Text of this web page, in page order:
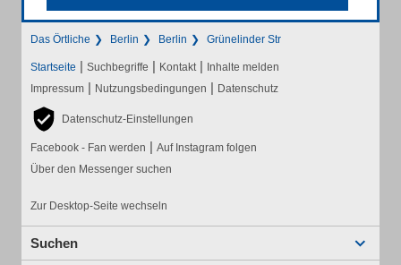
Das Örtliche Berlin Berlin Grünelinder Str
Startseite | Suchbegriffe | Kontakt | Inhalte melden
Impressum | Nutzungsbedingungen | Datenschutz
Datenschutz-Einstellungen
Facebook - Fan werden | Auf Instagram folgen
Über den Messenger suchen
Zur Desktop-Seite wechseln
Suchen